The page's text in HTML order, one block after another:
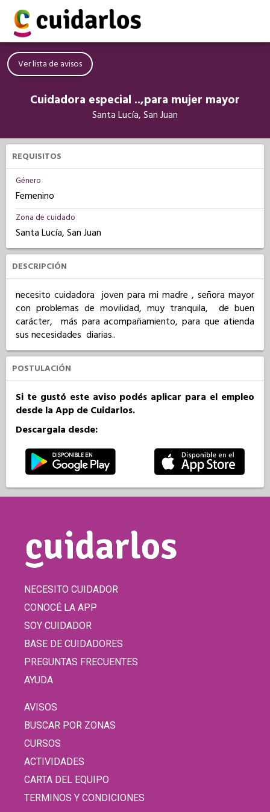
Ver lista de avisos
Cuidadora especial ..,para mujer mayor
Santa Lucía, San Juan
REQUISITOS
Género
Femenino
Zona de cuidado
Santa Lucía, San Juan
DESCRIPCIÓN
necesito cuidadora  joven para mi madre , señora mayor
con problemas de movilidad, muy tranquila,  de buen
carácter,  más para acompañamiento, para que atienda
sus necesidades  diarias..
POSTULACIÓN
Si te gustó este aviso podés aplicar para el empleo
desde la App de Cuidarlos.
Descargala desde:
NECESITO CUIDADOR
CONOCÉ LA APP
SOY CUIDADOR
BASE DE CUIDADORES
PREGUNTAS FRECUENTES
AYUDA
AVISOS
BUSCAR POR ZONAS
CURSOS
ACTIVIDADES
CARTA DEL EQUIPO
TERMINOS Y CONDICIONES